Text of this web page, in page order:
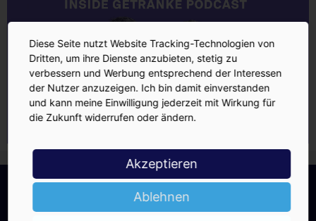
INSIDE
INSIDE-Newsletter
Jetzt anmelden!
Diese Seite nutzt Website Tracking-Technologien von
Dritten, um ihre Dienste anzubieten, stetig zu
verbessern und Werbung entsprechend der Interessen
der Nutzer anzuzeigen. Ich bin damit einverstanden
und kann meine Einwilligung jederzeit mit Wirkung für
die Zukunft widerrufen oder ändern.
Akzeptieren
Ablehnen